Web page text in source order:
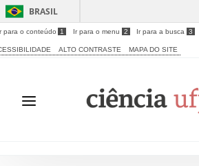
BRASIL
para o conteúdo 1 Ir para o menu 2 Ir para a busca 3
ALTO CONTRASTE MAPA DO SITE